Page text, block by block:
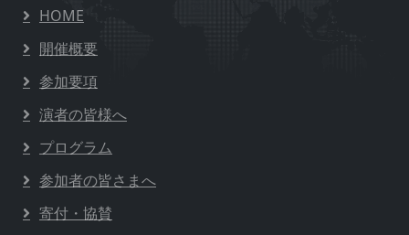
HOME
開催概要
参加要項
演者の皆様へ
プログラム
参加者の皆さまへ
寄付・協賛